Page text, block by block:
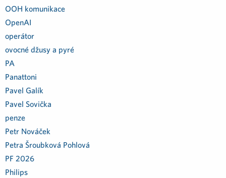
OOH komunikace
OpenAI
operátor
ovocné džusy a pyré
PA
Panattoni
Pavel Galík
Pavel Sovička
penze
Petr Nováček
Petra Šroubková Pohlová
PF 2026
Philips